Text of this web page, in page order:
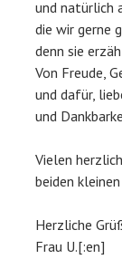
und natürlich
die wir gerne
denn sie
Von Freude,
und dafür,
und
Vielen
beiden
Herzliche
Frau U.[:en]